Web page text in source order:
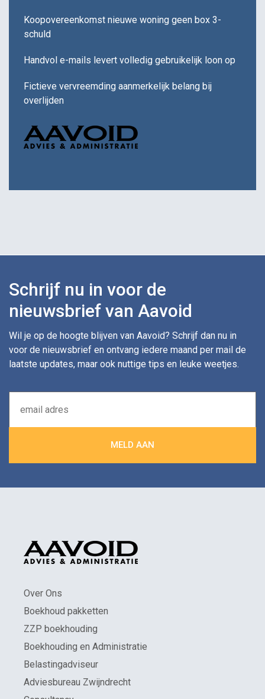
Koopovereenkomst nieuwe woning geen box 3-
schuld
Handvol e-mails levert volledig gebruikelijk loon op
Fictieve vervreemding aanmerkelijk belang bij
overlijden
Schrijf nu in voor de
nieuwsbrief van Aavoid
Wil je op de hoogte blijven van Aavoid? Schrijf dan nu in
voor de nieuwsbrief en ontvang iedere maand per mail de
laatste updates, maar ook nuttige tips en leuke weetjes.
Over Ons
Boekhoud pakketten
ZZP boekhouding
Boekhouding en Administratie
Belastingadviseur
Adviesbureau Zwijndrecht